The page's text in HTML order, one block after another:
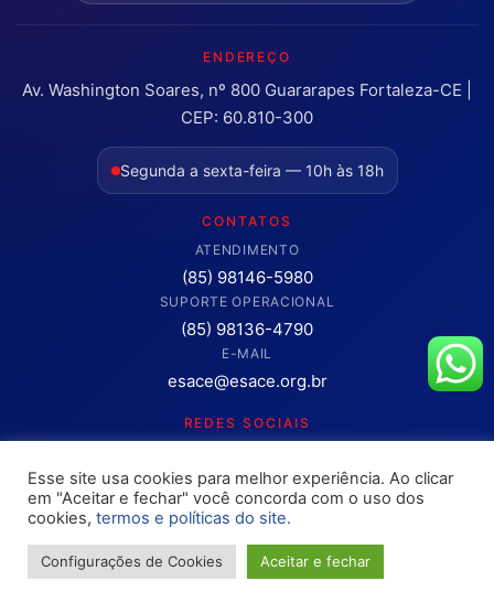
ENDEREÇO
Av. Washington Soares, nº 800 Guararapes Fortaleza-CE |
CEP: 60.810-300
Segunda a sexta-feira — 10h às 18h
CONTATOS
ATENDIMENTO
(85) 98146-5980
SUPORTE OPERACIONAL
(85) 98136-4790
E-MAIL
esace@esace.org.br
REDES SOCIAIS
Clique para abrir os canais oficiais.
Copyright © 2025 – OAB ESA-CE. Todos os direitos reservados
Site desenvolvimento pelaRokket / Ethics Ventures
Esse site usa cookies para melhor experiência. Ao clicar
em "Aceitar e fechar" você concorda com o uso dos
cookies, termos e políticas do site.
Configurações de Cookies Aceitar e fechar